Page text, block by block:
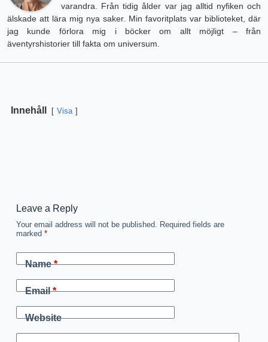
varandra. Från tidig ålder var jag alltid nyfiken och
älskade att lära mig nya saker. Min favoritplats var biblioteket, där
jag kunde förlora mig i böcker om allt möjligt – från
äventyrshistorier till fakta om universum.
Innehåll Visa
Leave a Reply
Your email address will not be published. Required fields are
marked *
Name*
Email*
Website